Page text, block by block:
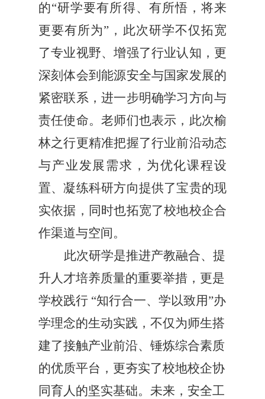
的“研学要有所得、有所悟，将来
更要有所为”，此次研学不仅拓宽
了专业视野、增强了行业认知，更
深刻体会到能源安全与国家发展的
紧密联系，进一步明确学习方向与
责任使命。老师们也表示，此次榆
林之行更精准把握了行业前沿动态
与产业发展需求，为优化课程设
置、凝练科研方向提供了宝贵的现
实依据，同时也拓宽了校地校企合
作渠道与空间。
此次研学是推进产教融合、提
升人才培养质量的重要举措，更是
学校践行 “知行合一、学以致用”办
学理念的生动实践，不仅为师生搭
建了接触产业前沿、锤炼综合素质
的优质平台，更夯实了校地校企协
同育人的坚实基础。未来，安全工